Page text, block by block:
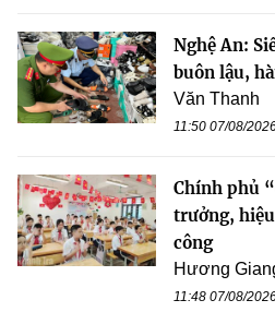
Nghệ An:
buôn lậu,
Văn Thanh
11:50 07/08/
Chính phủ
trưởng,
công
Hương
11:48 07/08/